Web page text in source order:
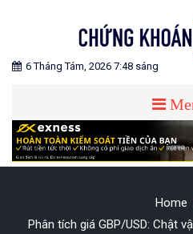
CHỨNG KHOÁN
Blog chia sẻ về Chứng Khoán và Forex
6 Tháng Tám, 2026 7:48 sáng
Home
Phân tích giá GBP/USD: Chật